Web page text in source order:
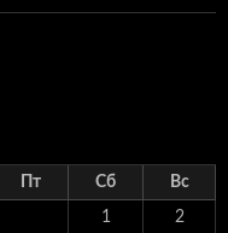
Пт Сб Вс
1 2